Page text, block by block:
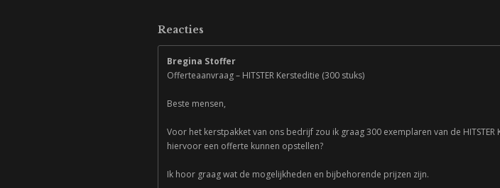
Reacties
Bregina Stoffer
Offerteaanvraag – HITSTER Kersteditie (300 stuks)
Beste mensen,
Voor het kerstpakket van ons bedrijf zou ik graag 300 exemplaren van de
hiervoor een offerte kunnen opstellen?
Ik hoor graag wat de mogelijkheden en bijbehorende prijzen zijn.